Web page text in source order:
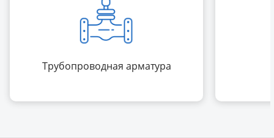
Трубопроводная арматура